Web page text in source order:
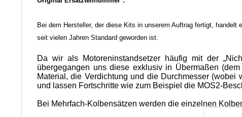
Bei dem Hersteller, der diese Kits in unserem Auftrag fertigt,
seit vielen Jahren Standard geworden ist.
Da wir als Motoreninstandsetzer häufig mit der
übergegangen uns diese exklusiv in Übermaßen
Material, die Verdichtung und die Durchmesser
und lassen Fortschritte wie zum Beispiel die MOS2-
Bei Mehrfach-Kolbensätzen werden die einzelnen